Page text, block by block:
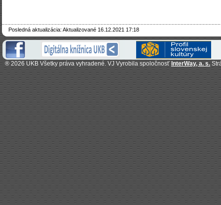
Posledná aktualizácia: Aktualizované 16.12.2021 17:18
® 2026 UKB Všetky práva vyhradené. VJ Vyrobila spoločnosť InterWay, a. s.